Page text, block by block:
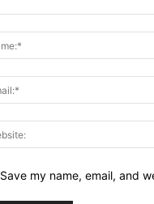
Save my name, email, and